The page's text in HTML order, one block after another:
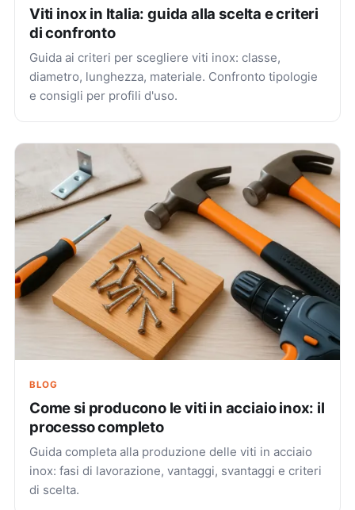
Viti inox in Italia: guida alla scelta e criteri
di confronto
Guida ai criteri per scegliere viti inox: classe,
diametro, lunghezza, materiale. Confronto tipologie
e consigli per profili d'uso.
BLOG
Come si producono le viti in acciaio inox: il
processo completo
Guida completa alla produzione delle viti in acciaio
inox: fasi di lavorazione, vantaggi, svantaggi e criteri
di scelta.